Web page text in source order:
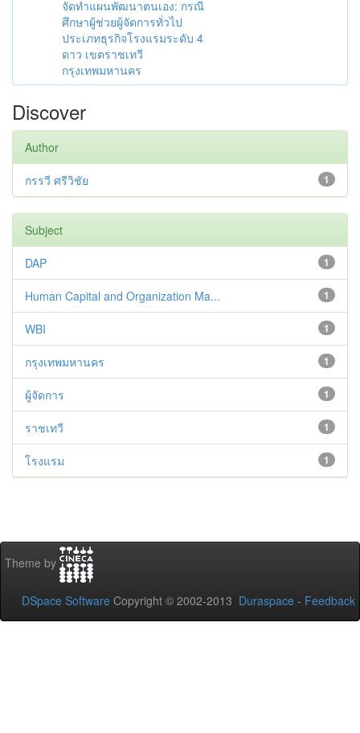
จัดทำแผนพัฒนาตนเอง: กรณี
ศึกษาผู้ช่วยผู้จัดการทั่วไป
ประเภทธุรกิจโรงแรมระดับ 4
ดาว เขตราชเทวี
กรุงเทพมหานคร
Discover
Author
1
กรรวี ศรีวิชัย
Subject
1
DAP
1
Human Capital and Organization Ma...
1
WBI
1
กรุงเทพมหานคร
1
ผู้จัดการ
1
ราชเทวี
1
โรงแรม
Theme by
DSpace Software Copyright © 2002-2013 Duraspace - Feedback